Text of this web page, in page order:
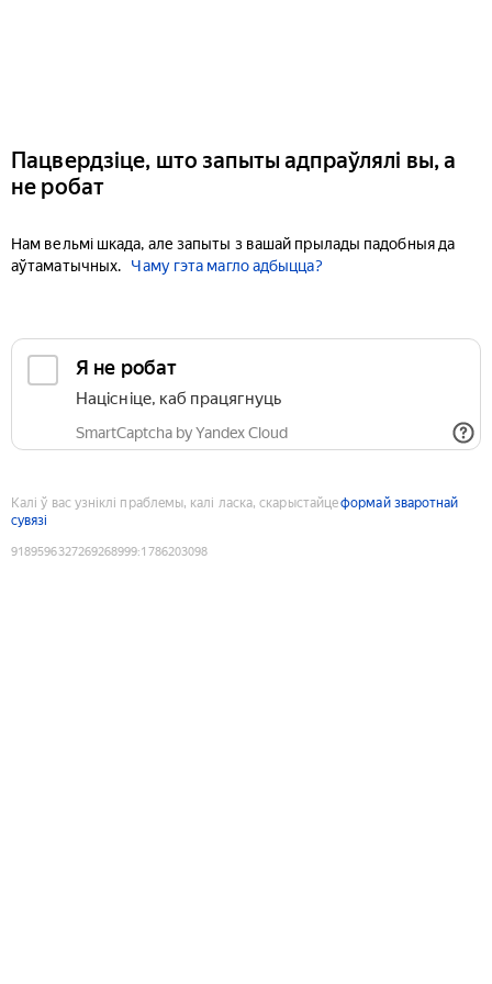
Пацвердзіце, што запыты адпраўлялі вы, а
не робат
Нам вельмі шкада, але запыты з вашай прылады падобныя да
аўтаматычных.
Чаму гэта магло адбыцца?
Я не робат
Націсніце, каб працягнуць
SmartCaptcha by Yandex Cloud
Калі ў вас узніклі праблемы, калі ласка, скарыстайцеформай зваротнай
сувязі
9189596327269268999:1786203098